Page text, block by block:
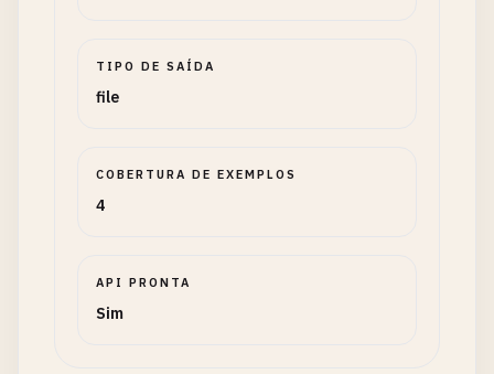
TIPO DE SAÍDA
file
COBERTURA DE EXEMPLOS
4
API PRONTA
Sim